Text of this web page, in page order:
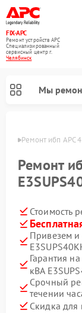
FIX-APC
Ремонт устройств APC
Специализированный
cервисный центр г.
Челябинск
Мы
Ремонт ибп APC
Ремонт
Стоимость
Привезем и
Гарантия
кВА
Срочный
течении
Скидка для